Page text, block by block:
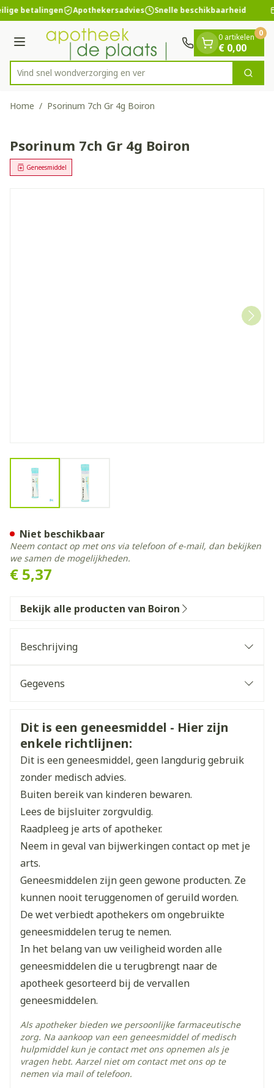
Ga naar de inhoud
1 van 1
betalingen Apothekersadvies Snelle beschikbaarheid
Menu
Product, merk, categorie...
Vind snel wondverzorging Zoek
0 artikelen
€ 0,00
0
Home / Psorinum 7ch Gr 4g Boiron
Psorinum 7ch Gr 4g Boiron
Geneesmiddel
View larger imageView larger image
€ 5,37
Niet beschikbaar
Neem contact op met ons via telefoon of e-mail, dan bekijken
we samen de mogelijkheden.
Bekijk alle producten van Boiron
Beschrijving
Gegevens
Organisaties Boiron
Merken Boiron
Breedte 15 mm
Lengte 67 mm
Diepte 15 mm
Hoeveelheid
Verpakking
4
Behoud
Kamertemperatuur (15°C -
25°C)
Veiligheidsinformatie
Dit is een geneesmiddel - Hier zijn
enkele richtlijnen:
Dit is een geneesmiddel, geen langdurig gebruik
zonder medisch advies.
Buiten bereik van kinderen bewaren.
Lees de bijsluiter zorgvuldig.
Raadpleeg je arts of apotheker.
Neem in geval van bijwerkingen contact op met je
arts.
Geneesmiddelen zijn geen gewone producten. Ze
kunnen nooit teruggenomen of geruild worden.
De wet verbiedt apothekers om ongebruikte
geneesmiddelen terug te nemen.
In het belang van uw veiligheid worden alle
geneesmiddelen die u terugbrengt naar de
apotheek gesorteerd bij de vervallen
geneesmiddelen.
Als apotheker bieden we persoonlijke farmaceutische
zorg. Na aankoop van een geneesmiddel of medisch
hulpmiddel kun je contact met ons opnemen als je
vragen hebt. Aarzel niet om contact met ons op te
nemen via mail of telefoon.